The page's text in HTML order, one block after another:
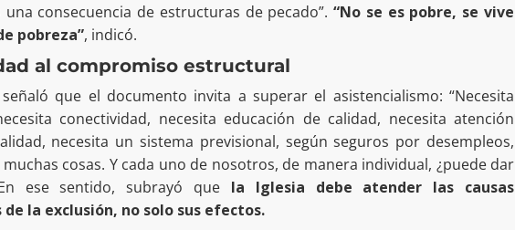
una consecuencia de estructuras de pecado”.“No se es pobre, se vive
pobreza”, indicó.
al compromiso estructural
que el documento invita a superar el asistencialismo: “Necesita
conectividad, necesita educación de calidad, necesita atención
necesita un sistema previsional, según seguros por desempleos,
cosas. Y cada uno de nosotros, de manera individual, ¿puede dar
ese sentido, subrayó que la Iglesia debe atender las causas
la exclusión, no solo sus efectos.